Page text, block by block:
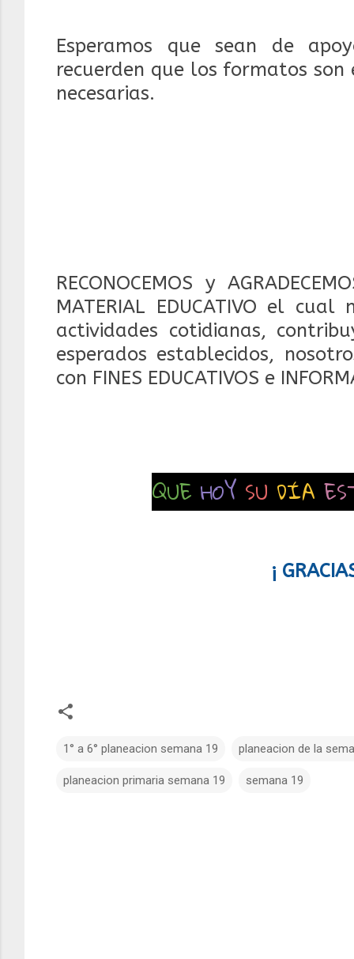
Esperamos que sean de
recuerden que los formatos
necesarias.
RECONOCEMOS y
MATERIAL EDUCATIVO el
actividades cotidianas,
esperados establecidos,
con FINES EDUCATIVOS e
QUE HOY SU DÍA
¡
1° a 6° planeacion semana 19 planeacion de la
planeacion primaria semana 19 semana 19